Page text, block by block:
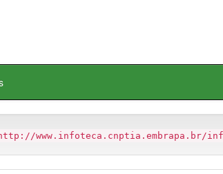
www.infoteca.cnptia.embrapa.br/